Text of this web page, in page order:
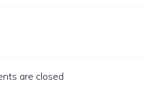
are closed